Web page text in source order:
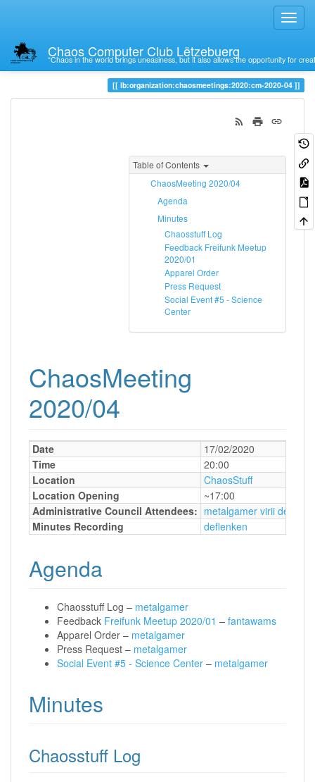
Chaos Computer Club Lëtzebuerg
“Chaos in the world brings uneasiness, but it also allows the opportunity for
Trace cm-2020-04
lb:organization:chaosmeetings:2020:cm-2020-04
Table of Contents
ChaosMeeting 2020/04
Agenda
Minutes
Chaosstuff Log
Feedback Freifunk Meetup
2020/01
Apparel Order
Press Request
Social Event #5 - Science
Center
ChaosMeeting
2020/04
Date
17/02/2020
Time
20:00
Location
ChaosStuff
Location Opening
~17:00
Administrative Council Attendees: metalgamer virii
Minutes Recording
deflenken
Agenda
Chaosstuff Log – metalgamer
Feedback Freifunk Meetup 2020/01 – fantawams
Apparel Order – metalgamer
Press Request – metalgamer
Social Event #5 - Science Center – metalgamer
Minutes
Chaosstuff Log